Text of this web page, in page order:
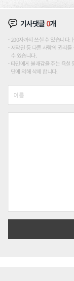
기사댓글0개
200자까지 쓰실 수 있습니다
저작권 등 다른 사람의 권리
수 있습니다.
타인에게 불쾌감을 주는 욕설
단에 의해 삭제 합니다.